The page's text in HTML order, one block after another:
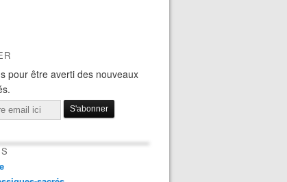
pour être averti des nouveaux